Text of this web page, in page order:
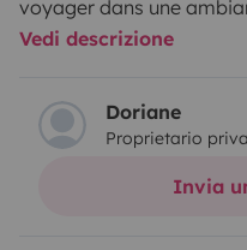
voyager dans une
Point FORT 🔥:il
Un panneau solaire
d’utiliser une seiche
Vedi descrizione
Doriane
Proprietario
Invia